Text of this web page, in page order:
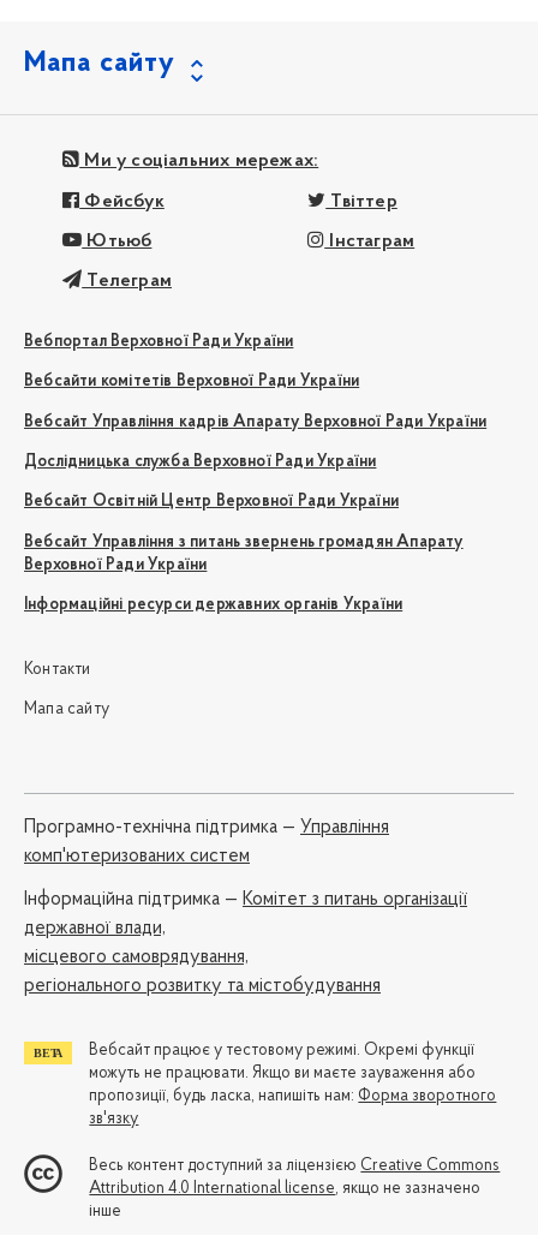
Мапа сайту
Ми у соціальних мережах:
Фейсбук Твіттер
Ютьюб Інстаграм
Телеграм
Вебпортал Верховної Ради України
Вебсайти комітетів Верховної Ради України
Вебсайт Управління кадрів Апарату Верховної Ради України
Дослідницька служба Верховної Ради України
Вебсайт Освітній Центр Верховної Ради України
Вебсайт Управління з питань звернень громадян Апарату
Верховної Ради України
Інформаційні ресурси державних органів України
Контакти
Мапа сайту
Програмно-технічна підтримка — Управління
комп'ютеризованих систем
Iнформаційна підтримка — Комітет з питань організації
державної влади,
місцевого самоврядування,
регіонального розвитку та містобудування
Вебсайт працює у тестовому режимі. Окремі функції
можуть не працювати. Якщо ви маєте зауваження або
пропозиції, будь ласка, напишіть нам: Форма зворотного
зв'язку
Весь контент доступний за ліцензією Creative Commons
Attribution 4.0 International license, якщо не зазначено
інше